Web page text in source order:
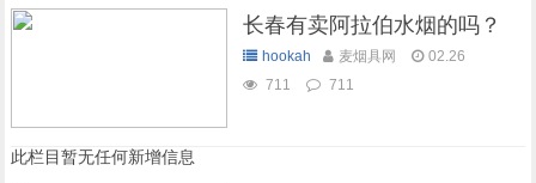
长春有卖阿拉伯水烟的吗？
hookah 麦烟具网
02.26
711
711
此栏目暂无任何新增信息